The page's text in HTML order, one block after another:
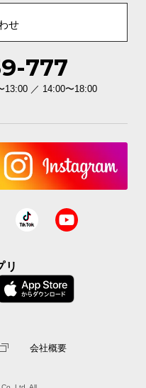
せ
777
13:00 ／ 14:00〜18:00
リ
会社概要